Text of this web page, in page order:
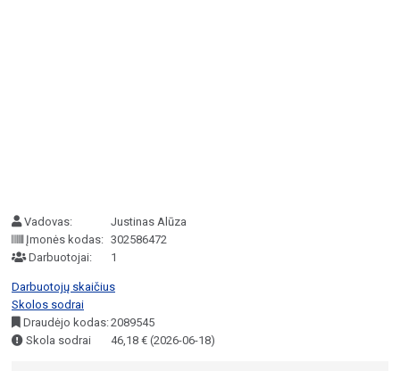
Vadovas:
Justinas Alūza
Įmonės kodas: 302586472
Darbuotojai:
1
Darbuotojų skaičius
Skolos sodrai
Draudėjo kodas:2089545
Skola sodrai
46,18 € (2026-06-18)